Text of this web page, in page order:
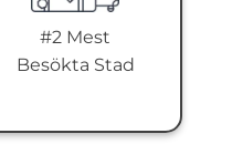
#2 Mest
Besökta Stad